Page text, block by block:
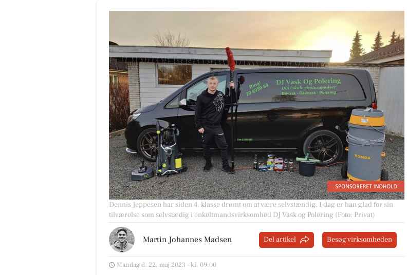
Dennis Jeppesen har siden 4. klasse drømt om at være selvstændig. I dag er han glad for sin
tilværelse som selvstædig i enkeltmandsvirksomhed DJ Vask og Polering (Foto: Privat)
Martin Johannes Madsen Del artikel Besøg virksomheden
Mandag d. 22. maj 2023 - kl. 09:00